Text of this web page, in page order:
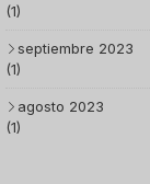
(1)
septiembre 2023
(1)
agosto 2023
(1)